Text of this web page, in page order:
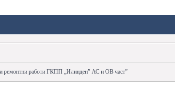
ремонтни работи ГКПП „Илинден” АС и ОВ част”